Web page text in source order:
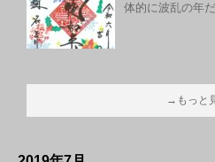
体的に波乱の年
→もっと